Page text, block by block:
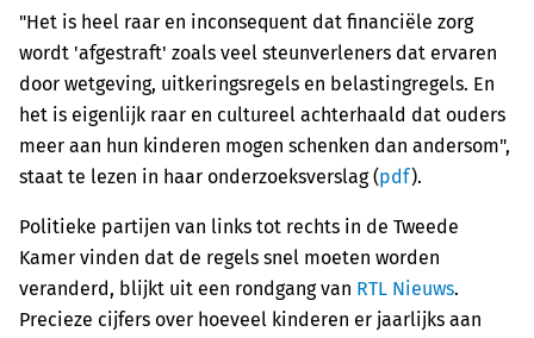
"Het is heel raar en inconsequent dat financiële zorg
wordt 'afgestraft' zoals veel steunverleners dat ervaren
door wetgeving, uitkeringsregels en belastingregels. En
het is eigenlijk raar en cultureel achterhaald dat ouders
meer aan hun kinderen mogen schenken dan andersom",
staat te lezen in haar onderzoeksverslag (pdf).
Politieke partijen van links tot rechts in de Tweede
Kamer vinden dat de regels snel moeten worden
veranderd, blijkt uit een rondgang van RTL Nieuws.
Precieze cijfers over hoeveel kinderen er jaarlijks aan